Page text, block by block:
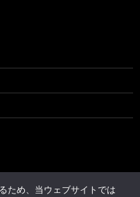
ため、当ウェブサイトでは